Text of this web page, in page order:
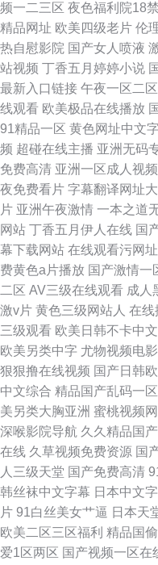
频一二三区 夜色福利院18禁
精品网址 欧美四级老片 伦
热自慰影院 国产女人喷液
站视频 丁香五月婷婷小说
最新入口链接 午夜一区二
线观看 欧美极品在线播放
91精品一区 黄色网址中文
频 超碰在线主播 亚洲无码
免费高清 亚洲一区成人视频
夜免费看片 字幕翻译网址
片 亚洲午夜激情 一本之道
网站 丁香五月伊人在线 国
幕下载网站 在线观看污网址
费黄色a片播放 国产激情一
二区 AV三级在线观看 成人
激v片 黄色三级网站人 在线
三级观看 欧美日韩不卡中文
欧美另类中字 尤物视频电
狠狠撸在线视频 国产日韩
中文综合 精品国产乱码一区
美另类大胸亚洲 蜜桃视频
深喉影院导航 久久精品国
在线 久草视频免费资源 国
人三级天堂 国产免费高清
韩丝袜中文字幕 日本中文
片 91白丝美女艹逼 日本天
欧美二区三区福利 精品国
爱1区两区 国产视频一区在